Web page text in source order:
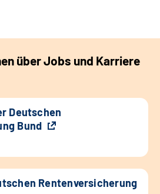
über Jobs und Karriere
Deutschen
Bund
Rentenversicherung